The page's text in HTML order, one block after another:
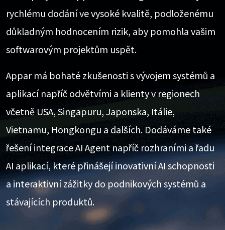
rychlému dodání ve vysoké kvalitě, podloženému
důkladným hodnocením rizik, aby pomohla vašim
softwarovým projektům uspět.
Appar má bohaté zkušenosti s vývojem systémů a
aplikací napříč odvětvími a klienty v regionech
včetně USA, Singapuru, Japonska, Itálie,
Vietnamu, Hongkongu a dalších. Dodáváme také
řešení integrace AI Agent napříč rozhraními a řadu
AI aplikací, které přinášejí inovativní AI schopnosti
a interaktivní zážitky do podnikových systémů a
stávajících produktů.